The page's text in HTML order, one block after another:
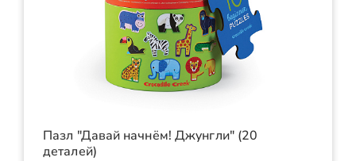
Пазл "Давай начнём! Джунгли" (20
деталей)